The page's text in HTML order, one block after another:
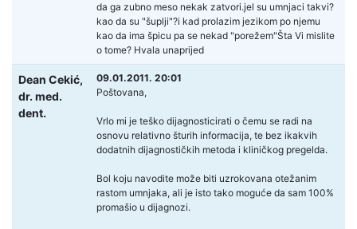
da ga zubno meso nekak zatvori.jel su umnjaci takvi?
kao da su "šuplji"?i kad prolazim jezikom po njemu
kao da ima špicu pa se nekad "porežem"Šta Vi mislite
o tome? Hvala unaprijed
Dean Cekić,
dr. med.
dent.
09.01.2011. 20:01
Poštovana,
Vrlo mi je teško dijagnosticirati o čemu se radi na
osnovu relativno šturih informacija, te bez ikakvih
dodatnih dijagnostičkih metoda i kliničkog pregelda.
Bol koju navodite može biti uzrokovana otežanim
rastom umnjaka, ali je isto tako moguće da sam 100%
promašio u dijagnozi.